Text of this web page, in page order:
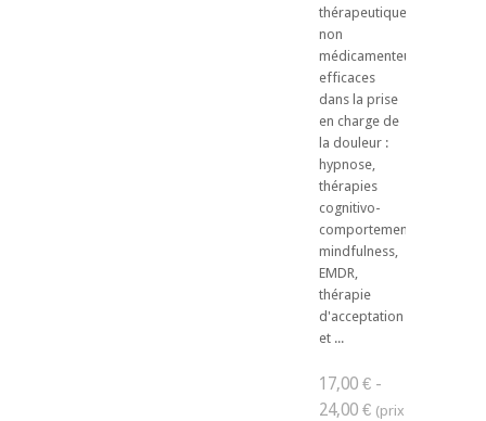
thérapeutiques
non
médicamenteuses
efficaces
dans la prise
en charge de
la douleur :
hypnose,
thérapies
cognitivo-
comportementales,
mindfulness,
EMDR,
thérapie
d'acceptation
et ...
17,00 € -
24,00 €